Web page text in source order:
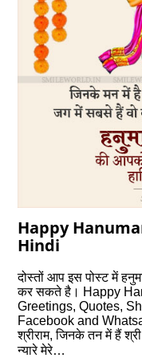
Happy
Hindi
दोस्‍तों आप इस पोस्‍ट में
कर सकते है। Happy
Greetings, Quotes,
Facebook and
श्रीराम, जिनके तन में हैं
न्यारे मेरे…